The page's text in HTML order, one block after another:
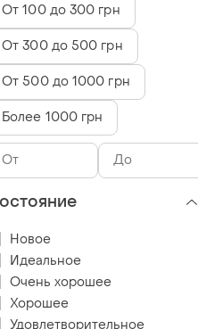
От 100 до 300 грн
От 300 до 500 грн
От 500 до 1000 грн
Более 1000 грн
Новое
Идеальное
Очень хорошее
Хорошее
Удовлетворительное